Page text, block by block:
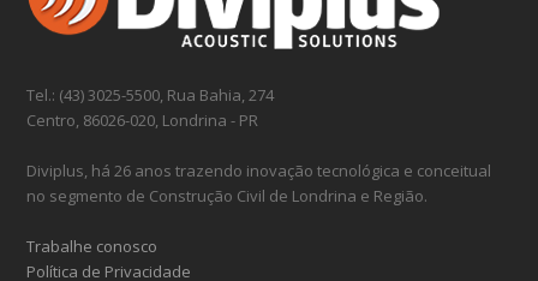
Tel.: (43) 3025-5500, Rua Bahia, 274
Centro, 86026-020, Londrina - PR
Diviplus, há 26 anos trazendo inovação tecnológica e conceitual
no segmento de Construção Civil de Londrina e Região.
Trabalhe conosco
Política de Privacidade